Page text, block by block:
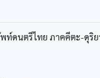
ท์ดนตรีไทย ภาคคีตะ-ดุริ